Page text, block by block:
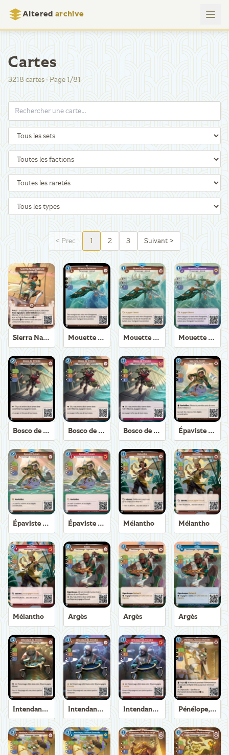
Altered archive
Cartes
3218 cartes·Page 1/81
< Prec 1 2 3 Suivant >
Sierra Navigatrice Mouette Suiveuse Mouette Suiveuse Mouette Suiveuse
Bosco de Trirème Bosco de Trirème Bosco de Trirème Épaviste Axiom
Épaviste Axiom Épaviste Axiom Mélantho Mélantho
Mélantho Argès Argès Argès
Intendant de Trirème Intendant de Trirème Intendant de Trirème Pénélope, Tisseuse Éternelle